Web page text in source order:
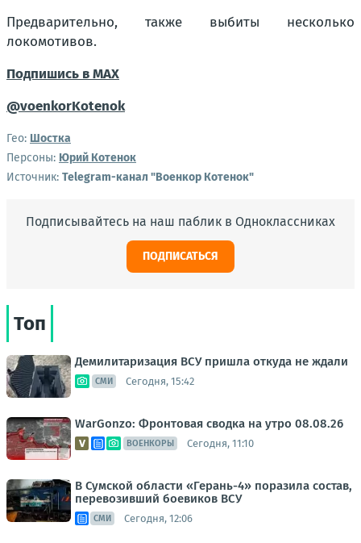
Предварительно, также выбиты несколько
локомотивов.
Подпишись в MAX
@voenkorKotenok
Гео: Шостка
Персоны: Юрий Котенок
Источник: Telegram-канал "Военкор Котенок"
Подписывайтесь на наш паблик в Одноклассниках
ПОДПИСАТЬСЯ
Топ
Демилитаризация ВСУ пришла откуда не ждали
СМИ Сегодня, 15:42
WarGonzo: Фронтовая сводка на утро 08.08.26
ВОЕНКОРЫ Сегодня, 11:10
В Сумской области «Герань-4» поразила состав,
перевозивший боевиков ВСУ
СМИ Сегодня, 12:06